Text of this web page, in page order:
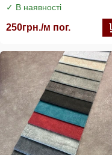
✓ В наявності
250грн./м пог.